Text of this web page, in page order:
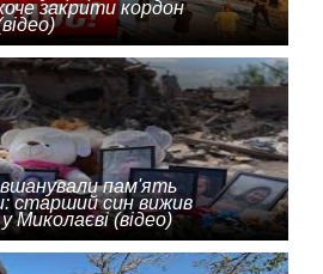
хоче закрити кордон
пам'ять
старший син вижив
Миколаєві (відео)